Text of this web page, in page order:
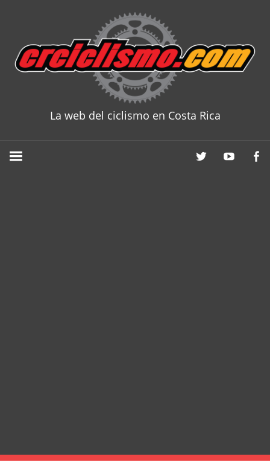
content
La web del ciclismo en Costa Rica